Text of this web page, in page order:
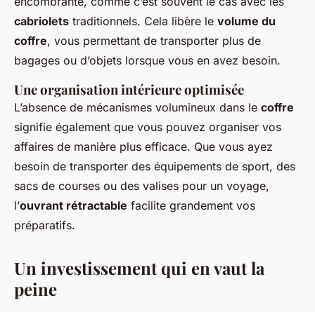
cabriolets traditionnels. Cela libère le volume du
coffre, vous permettant de transporter plus de
bagages ou d’objets lorsque vous en avez besoin.
Une organisation intérieure optimisée
L’absence de mécanismes volumineux dans le coffre
signifie également que vous pouvez organiser vos
affaires de manière plus efficace. Que vous ayez
besoin de transporter des équipements de sport, des
sacs de courses ou des valises pour un voyage,
l’ouvrant rétractable facilite grandement vos
préparatifs.
Un investissement qui en vaut la
peine